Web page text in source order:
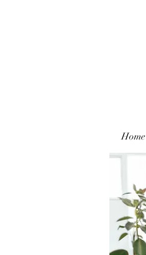
Home